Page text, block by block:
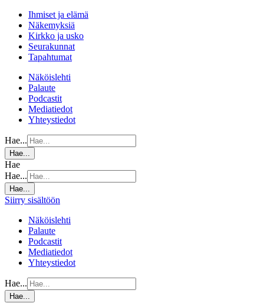
Ihmiset ja elämä
Näkemyksiä
Kirkko ja usko
Seurakunnat
Tapahtumat
Näköislehti
Palaute
Podcastit
Mediatiedot
Yhteystiedot
Hae...
Hae...
Hae
Hae...
Hae...
Siirry sisältöön
Näköislehti
Palaute
Podcastit
Mediatiedot
Yhteystiedot
Hae...
Hae...